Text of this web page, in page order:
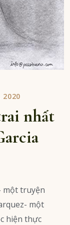
2020
nhất
một truyện
một
hiện thực